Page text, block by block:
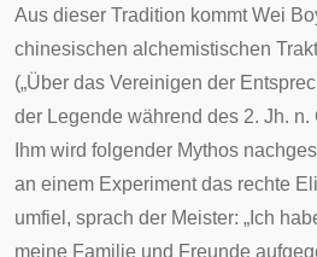
Aus dieser Tradition kommtWei
chinesischen alchemistischen
(„Über das Vereinigen der
der Legende während des 2. Jh. n.
Ihm wird folgender Mythos
an einem Experiment das rechte
umfiel, sprach der Meister: „Ich
meine Familie und Freunde